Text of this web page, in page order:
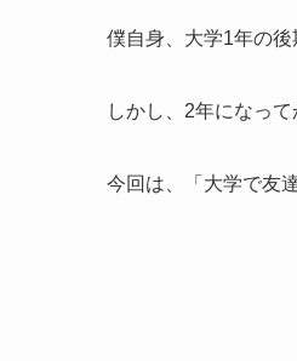
僕自身、大学1年の後
しかし、2年になっ
今回は、「大学で友